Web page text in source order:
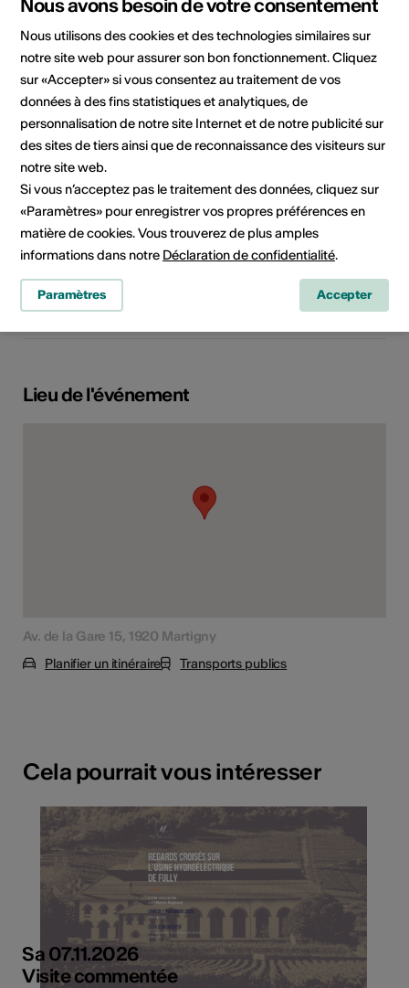
Organisateur
Médiathèque Valais -
Av. de la Gare 15
1920 Martigny
Téléphone +41 (0)27 607 15 40
E-Mail
Site Internet
Domaine
Type d'événement
Visite guidée
Classe d'âge
Lieu de l'événement
Av. de la Gare 15, 1920 Martigny
Planifier un itinéraire
Transports publics
Cela pourrait vous intéresser
Sa 07.11.2026
Visite commentée
Nous avons besoin de votre consentement
Nous utilisons des cookies et des technologies similaires sur
notre site web pour assurer son bon fonctionnement. Cliquez
sur «Accepter» si vous consentez au traitement de vos
données à des fins statistiques et analytiques, de
personnalisation de notre site Internet et de notre publicité sur
des sites de tiers ainsi que de reconnaissance des visiteurs sur
notre site web.
Si vous n’acceptez pas le traitement des données, cliquez sur
«Paramètres» pour enregistrer vos propres préférences en
matière de cookies. Vous trouverez de plus amples
informations dans notre Déclaration de confidentialité.
Paramètres Accepter